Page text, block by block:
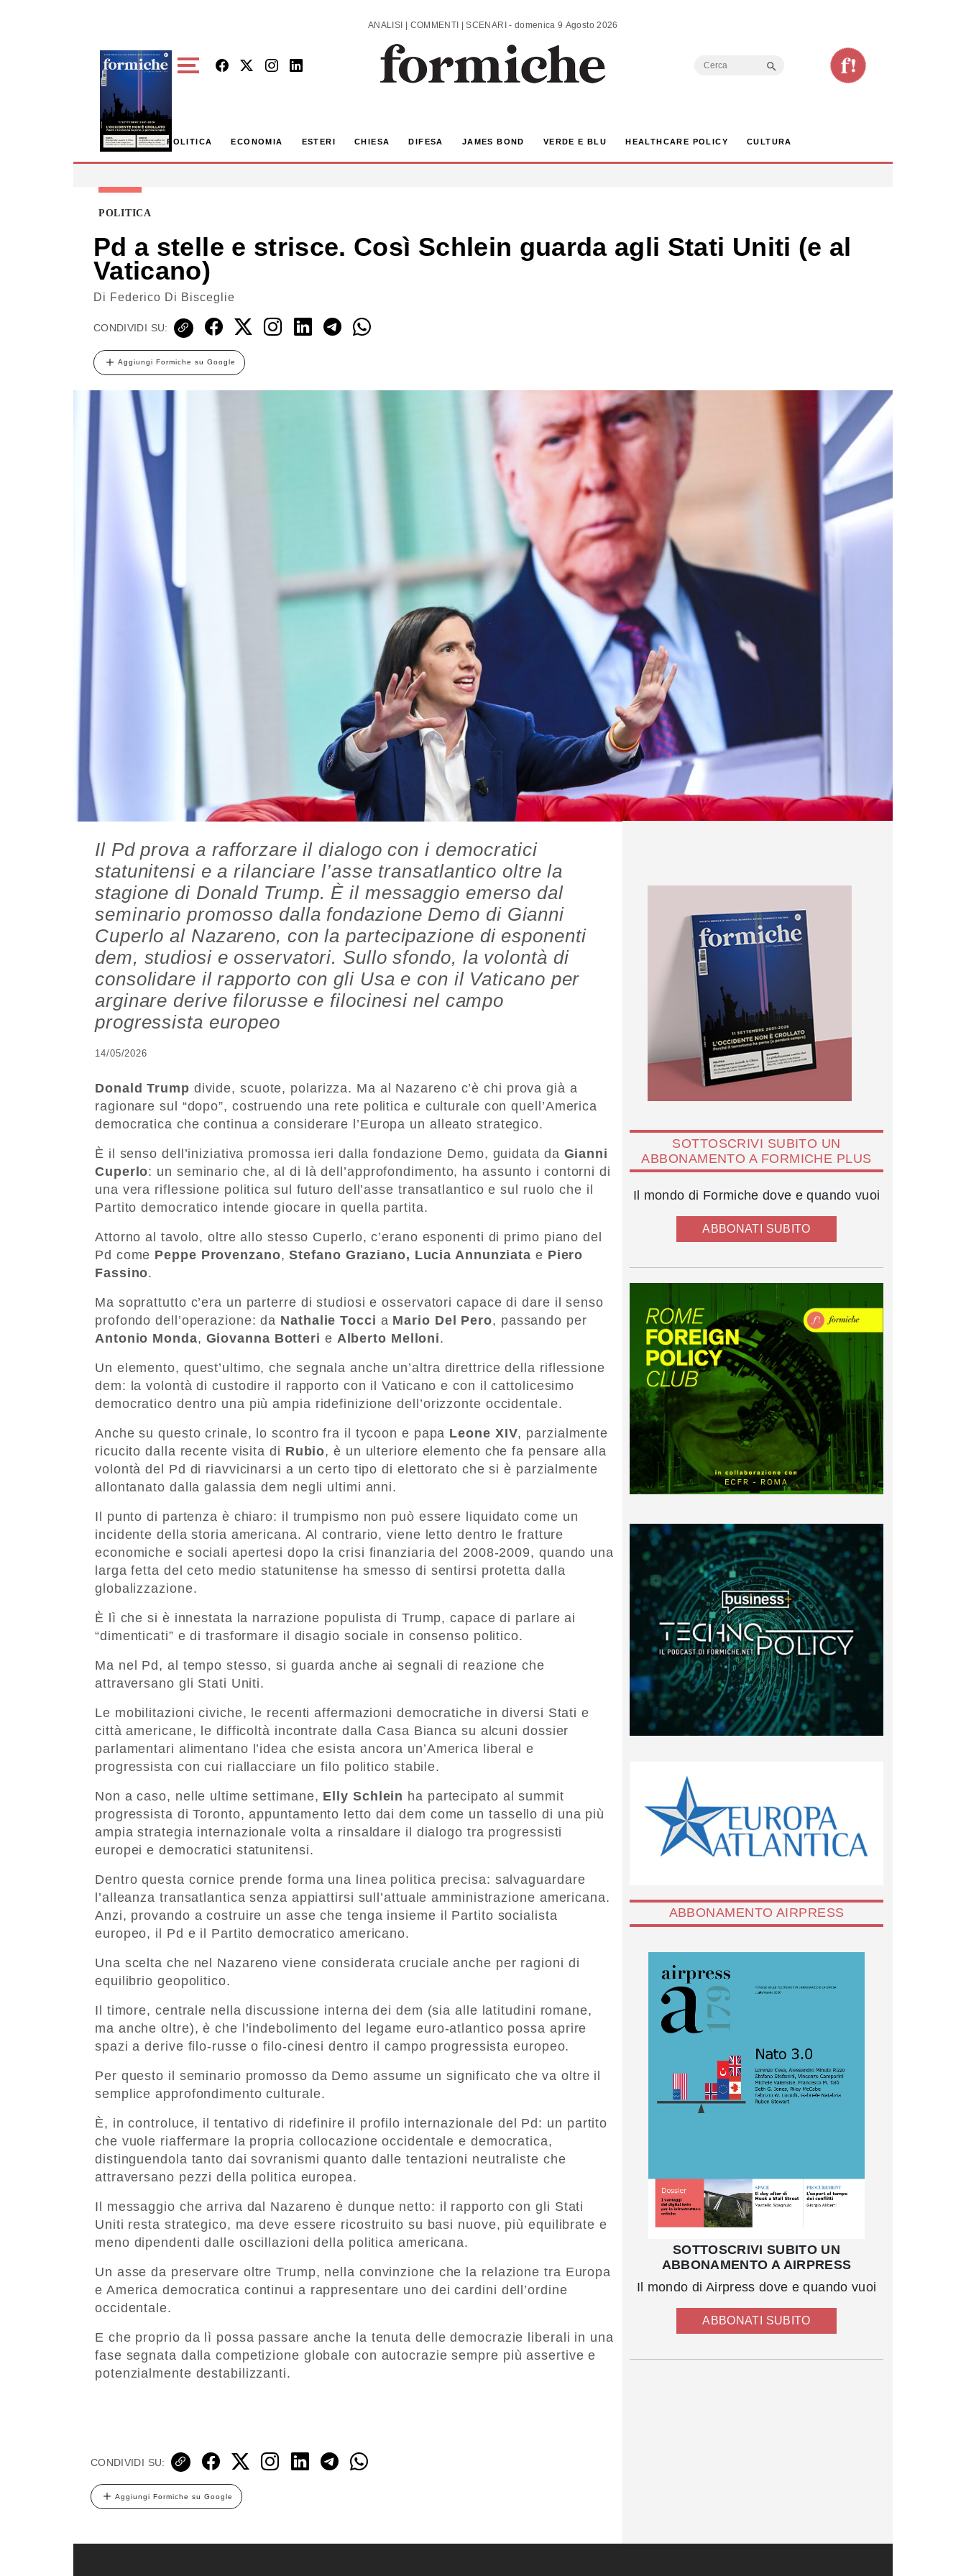
ANALISI | COMMENTI | SCENARI - domenica 9 Agosto 2026
Search
POLITICA ECONOMIA ESTERI CHIESA DIFESA JAMES BOND VERDE E BLU HEALTHCARE POLICY CULTURA
POLITICA
Pd a stelle e strisce. Così Schlein guarda agli Stati Uniti (e al
Vaticano)
Di Federico Di Bisceglie
CONDIVIDI SU:
Aggiungi Formiche su Google
Il Pd prova a rafforzare il dialogo con i democratici
statunitensi e a rilanciare l’asse transatlantico oltre la
stagione di Donald Trump. È il messaggio emerso dal
seminario promosso dalla fondazione Demo di Gianni
Cuperlo al Nazareno, con la partecipazione di esponenti
dem, studiosi e osservatori. Sullo sfondo, la volontà di
consolidare il rapporto con gli Usa e con il Vaticano per
arginare derive filorusse e filocinesi nel campo
progressista europeo
14/05/2026
Donald Trump divide, scuote, polarizza. Ma al Nazareno c’è chi prova già a
ragionare sul “dopo”, costruendo una rete politica e culturale con quell’America
democratica che continua a considerare l’Europa un alleato strategico.
È il senso dell’iniziativa promossa ieri dalla fondazione Demo, guidata da Gianni
Cuperlo: un seminario che, al di là dell’approfondimento, ha assunto i contorni di
una vera riflessione politica sul futuro dell’asse transatlantico e sul ruolo che il
Partito democratico intende giocare in quella partita.
Attorno al tavolo, oltre allo stesso Cuperlo, c’erano esponenti di primo piano del
Pd come Peppe Provenzano,Stefano Graziano, Lucia Annunziata e Piero
Fassino.
Ma soprattutto c’era un parterre di studiosi e osservatori capace di dare il senso
profondo dell’operazione: da Nathalie Tocci a Mario Del Pero, passando per
Antonio Monda, Giovanna Botteri e Alberto Melloni.
Un elemento, quest’ultimo, che segnala anche un’altra direttrice della riflessione
dem: la volontà di custodire il rapporto con il Vaticano e con il cattolicesimo
democratico dentro una più ampia ridefinizione dell’orizzonte occidentale.
Anche su questo crinale, lo scontro fra il tycoon e papa Leone XIV, parzialmente
ricucito dalla recente visita di Rubio, è un ulteriore elemento che fa pensare alla
volontà del Pd di riavvicinarsi a un certo tipo di elettorato che si è parzialmente
allontanato dalla galassia dem negli ultimi anni.
Il punto di partenza è chiaro: il trumpismo non può essere liquidato come un
incidente della storia americana. Al contrario, viene letto dentro le fratture
economiche e sociali apertesi dopo la crisi finanziaria del 2008-2009, quando una
larga fetta del ceto medio statunitense ha smesso di sentirsi protetta dalla
globalizzazione.
È lì che si è innestata la narrazione populista di Trump, capace di parlare ai
“dimenticati” e di trasformare il disagio sociale in consenso politico.
Ma nel Pd, al tempo stesso, si guarda anche ai segnali di reazione che
attraversano gli Stati Uniti.
Le mobilitazioni civiche, le recenti affermazioni democratiche in diversi Stati e
città americane, le difficoltà incontrate dalla Casa Bianca su alcuni dossier
parlamentari alimentano l’idea che esista ancora un’America liberal e
progressista con cui riallacciare un filo politico stabile.
Non a caso, nelle ultime settimane, Elly Schlein ha partecipato al summit
progressista di Toronto, appuntamento letto dai dem come un tassello di una più
ampia strategia internazionale volta a rinsaldare il dialogo tra progressisti
europei e democratici statunitensi.
Dentro questa cornice prende forma una linea politica precisa: salvaguardare
l’alleanza transatlantica senza appiattirsi sull’attuale amministrazione americana.
Anzi, provando a costruire un asse che tenga insieme il Partito socialista
europeo, il Pd e il Partito democratico americano.
Una scelta che nel Nazareno viene considerata cruciale anche per ragioni di
equilibrio geopolitico.
Il timore, centrale nella discussione interna dei dem (sia alle latitudini romane,
ma anche oltre), è che l’indebolimento del legame euro-atlantico possa aprire
spazi a derive filo-russe o filo-cinesi dentro il campo progressista europeo.
Per questo il seminario promosso da Demo assume un significato che va oltre il
semplice approfondimento culturale.
È, in controluce, il tentativo di ridefinire il profilo internazionale del Pd: un partito
che vuole riaffermare la propria collocazione occidentale e democratica,
distinguendola tanto dai sovranismi quanto dalle tentazioni neutraliste che
attraversano pezzi della politica europea.
Il messaggio che arriva dal Nazareno è dunque netto: il rapporto con gli Stati
Uniti resta strategico, ma deve essere ricostruito su basi nuove, più equilibrate e
meno dipendenti dalle oscillazioni della politica americana.
Un asse da preservare oltre Trump, nella convinzione che la relazione tra Europa
e America democratica continui a rappresentare uno dei cardini dell’ordine
occidentale.
E che proprio da lì possa passare anche la tenuta delle democrazie liberali in una
fase segnata dalla competizione globale con autocrazie sempre più assertive e
potenzialmente destabilizzanti.
CONDIVIDI SU:
Aggiungi Formiche su Google
SOTTOSCRIVI SUBITO UN
ABBONAMENTO A FORMICHE PLUS
Il mondo di Formiche dove e quando vuoi
ABBONATI SUBITO
ABBONAMENTO AIRPRESS
SOTTOSCRIVI SUBITO UN
ABBONAMENTO A AIRPRESS
Il mondo di Airpress dove e quando vuoi
ABBONATI SUBITO